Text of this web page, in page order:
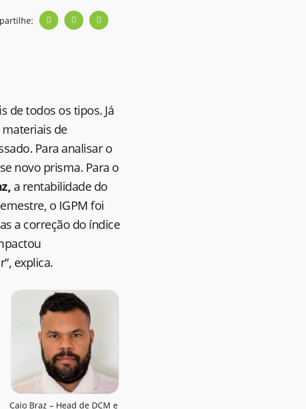
de todos os tipos. Já
de
Para analisar o
novo prisma. Para o
a rentabilidade do
o IGPM foi
a correção do índice
explica.
Caio Braz – Head de DCM e